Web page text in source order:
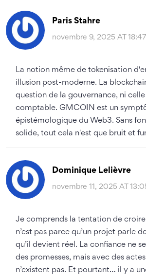
Paris Stahre
novembre 9, 2025 AT 18:47
La notion même de tokenisation
illusion post-moderne. La
question de la gouvernance, ni
comptable. GMCOIN est un
épistémologique du Web3. Sans
solide, tout cela n'est que bruit et
Dominique Lelièvre
novembre 11, 2025 AT
Je comprends la tentation de croire
n’est pas parce qu’un projet parle
qu’il devient réel. La confiance ne
des promesses, mais avec des
n’existent pas. Et pourtant… il y a